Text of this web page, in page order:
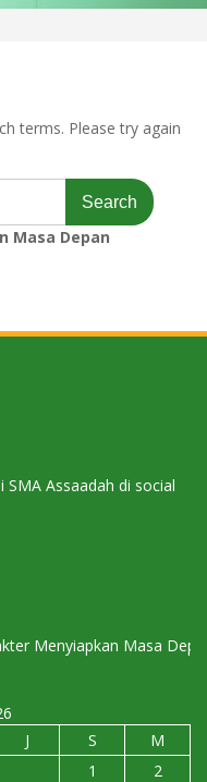
terms. Please try again
Masa Depan
Assaadah di social
Menyiapkan Masa Depan
J S
M
1
2